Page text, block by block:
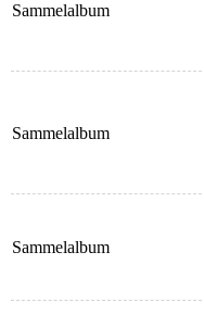
Sammelalbum
Sammelalbum
Sammelalbum